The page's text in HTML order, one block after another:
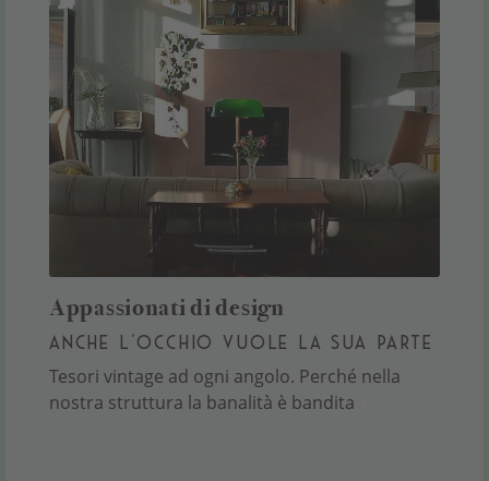
Appassionati di design
ANCHE L’OCCHIO VUOLE LA SUA PARTE
Tesori vintage ad ogni angolo. Perché nella
nostra struttura la banalità è bandita